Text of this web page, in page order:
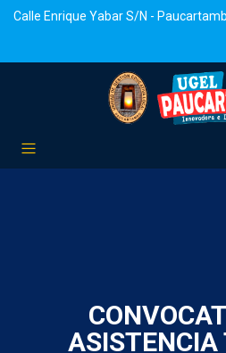
Calle Enrique Yabar S/N -
ASISTENCIA